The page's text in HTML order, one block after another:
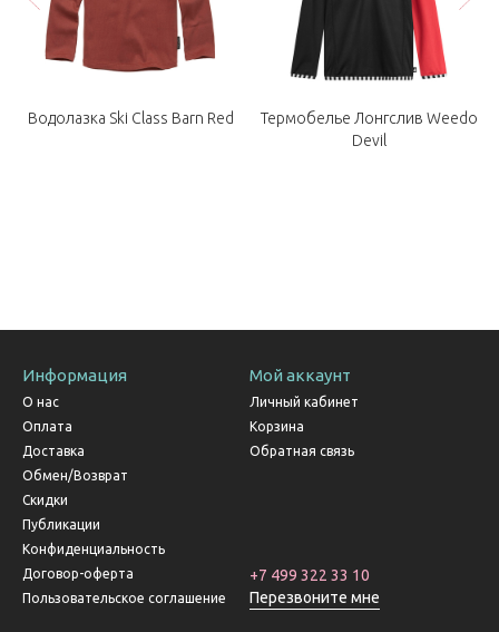
Водолазка Ski Class Barn Red
Термобелье Лонгслив Weedo
Devil
Информация
О нас
Оплата
Доставка
Обмен/Возврат
Скидки
Публикации
Конфиденциальность
Договор-оферта
Пользовательское соглашение
Мой аккаунт
Личный кабинет
Корзина
Обратная связь
+7 499 322 33 10
Перезвоните мне